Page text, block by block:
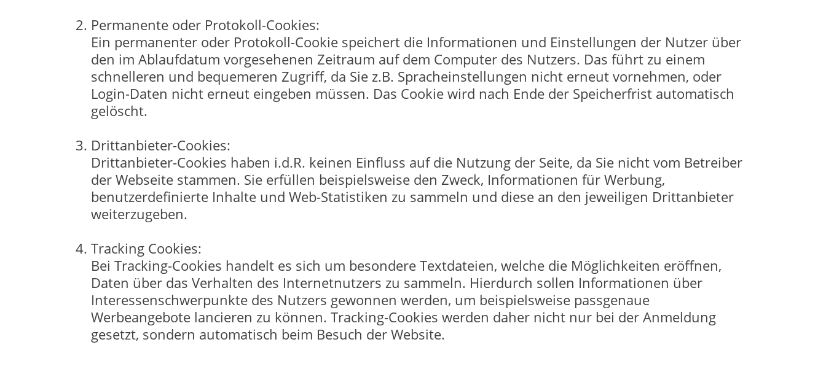
Permanente oder Protokoll-Cookies:
Ein permanenter oder Protokoll-Cookie speichert die Informationen und Einstellungen der Nutzer über
den im Ablaufdatum vorgesehenen Zeitraum auf dem Computer des Nutzers. Das führt zu einem
schnelleren und bequemeren Zugriff, da Sie z.B. Spracheinstellungen nicht erneut vornehmen, oder
Login-Daten nicht erneut eingeben müssen. Das Cookie wird nach Ende der Speicherfrist automatisch
gelöscht.
Drittanbieter-Cookies:
Drittanbieter-Cookies haben i.d.R. keinen Einfluss auf die Nutzung der Seite, da Sie nicht vom Betreiber
der Webseite stammen. Sie erfüllen beispielsweise den Zweck, Informationen für Werbung,
benutzerdefinierte Inhalte und Web-Statistiken zu sammeln und diese an den jeweiligen Drittanbieter
weiterzugeben.
Tracking Cookies:
Bei Tracking-Cookies handelt es sich um besondere Textdateien, welche die Möglichkeiten eröffnen,
Daten über das Verhalten des Internetnutzers zu sammeln. Hierdurch sollen Informationen über
Interessenschwerpunkte des Nutzers gewonnen werden, um beispielsweise passgenaue
Werbeangebote lancieren zu können. Tracking-Cookies werden daher nicht nur bei der Anmeldung
gesetzt, sondern automatisch beim Besuch der Website.